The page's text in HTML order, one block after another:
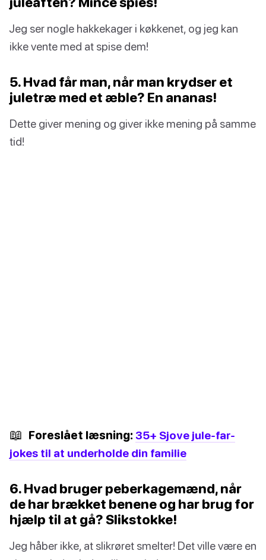
Jeg ser nogle hakkekager i køkkenet, og jeg kan
ikke vente med at spise dem!
5. Hvad får man, når man krydser et
juletræ med et æble? En ananas!
Dette giver mening og giver ikke mening på samme
tid!
📖 Foreslået læsning: 35+ Sjove jule-far-
jokes til at underholde din familie
6. Hvad bruger peberkagemænd, når
de har brækket benene og har brug for
hjælp til at gå? Slikstokke!
Jeg håber ikke, at slikrøret smelter! Det ville være en